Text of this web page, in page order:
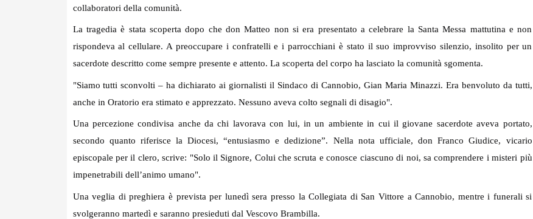
collaboratori della comunità.
La tragedia è stata scoperta dopo che don Matteo non si era presentato a celebrare la Santa Messa mattutina e non
rispondeva al cellulare. A preoccupare i confratelli e i parrocchiani è stato il suo improvviso silenzio, insolito per un
sacerdote descritto come sempre presente e attento. La scoperta del corpo ha lasciato la comunità sgomenta.
"Siamo tutti sconvolti – ha dichiarato ai giornalisti il Sindaco di Cannobio, Gian Maria Minazzi. Era benvoluto da tutti,
anche in Oratorio era stimato e apprezzato. Nessuno aveva colto segnali di disagio".
Una percezione condivisa anche da chi lavorava con lui, in un ambiente in cui il giovane sacerdote aveva portato,
secondo quanto riferisce la Diocesi, “entusiasmo e dedizione”. Nella nota ufficiale, don Franco Giudice, vicario
episcopale per il clero, scrive: "Solo il Signore, Colui che scruta e conosce ciascuno di noi, sa comprendere i misteri più
impenetrabili dell’animo umano".
Una veglia di preghiera è prevista per lunedì sera presso la Collegiata di San Vittore a Cannobio, mentre i funerali si
svolgeranno martedì e saranno presieduti dal Vescovo Brambilla.